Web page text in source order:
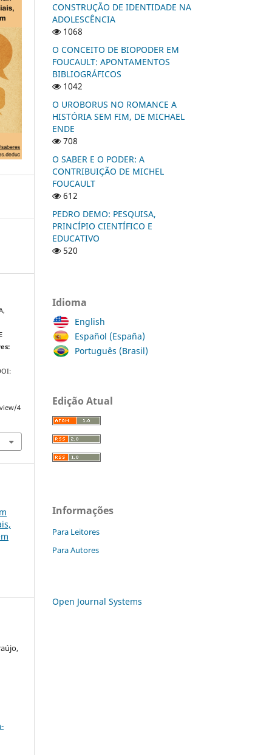
4
CONSTRUÇÃO DE IDENTIDADE NA
ADOLESCÊNCIA
1068
O CONCEITO DE BIOPODER EM
FOUCAULT: APONTAMENTOS
BIBLIOGRÁFICOS
1042
O UROBORUS NO ROMANCE A
HISTÓRIA SEM FIM, DE MICHAEL
ENDE
708
O SABER E O PODER: A
CONTRIBUIÇÃO DE MICHEL
FOUCAULT
612
PEDRO DEMO: PESQUISA,
PRINCÍPIO CIENTÍFICO E
EDUCATIVO
520
Idioma
English
Español (España)
Português (Brasil)
Edição Atual
Informações
Para Leitores
Para Autores
Open Journal Systems